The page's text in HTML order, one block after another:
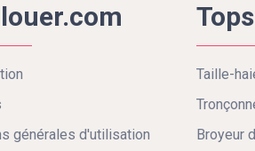
générales d'utilisation
Taille-
Broyeur